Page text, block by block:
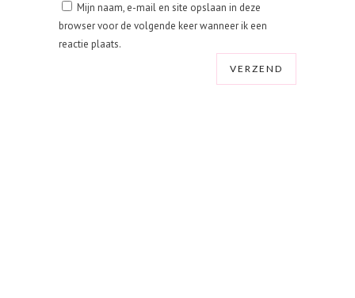
Mijn naam, e-mail en site opslaan in deze
browser voor de volgende keer wanneer ik een
reactie plaats.